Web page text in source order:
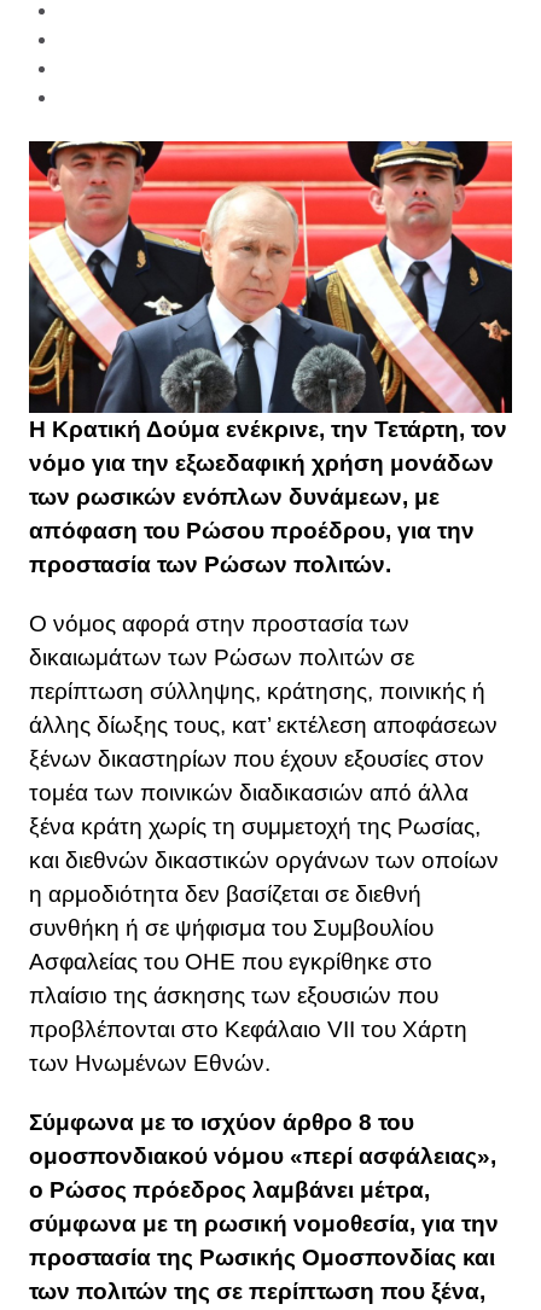
Η Κρατική Δούμα ενέκρινε, την Τετάρτη, τον
νόμο για την εξωεδαφική χρήση μονάδων
των ρωσικών ενόπλων δυνάμεων, με
απόφαση του Ρώσου προέδρου, για την
προστασία των Ρώσων πολιτών.
Ο νόμος αφορά στην προστασία των
δικαιωμάτων των Ρώσων πολιτών σε
περίπτωση σύλληψης, κράτησης, ποινικής ή
άλλης δίωξης τους, κατ’ εκτέλεση αποφάσεων
ξένων δικαστηρίων που έχουν εξουσίες στον
τομέα των ποινικών διαδικασιών από άλλα
ξένα κράτη χωρίς τη συμμετοχή της Ρωσίας,
και διεθνών δικαστικών οργάνων των οποίων
η αρμοδιότητα δεν βασίζεται σε διεθνή
συνθήκη ή σε ψήφισμα του Συμβουλίου
Ασφαλείας του ΟΗΕ που εγκρίθηκε στο
πλαίσιο της άσκησης των εξουσιών που
προβλέπονται στο Κεφάλαιο VII του Χάρτη
των Ηνωμένων Εθνών.
Σύμφωνα με το ισχύον άρθρο 8 του
ομοσπονδιακού νόμου «περί ασφάλειας»,
ο Ρώσος πρόεδρος λαμβάνει μέτρα,
σύμφωνα με τη ρωσική νομοθεσία, για την
προστασία της Ρωσικής Ομοσπονδίας και
των πολιτών της σε περίπτωση που ξένα,